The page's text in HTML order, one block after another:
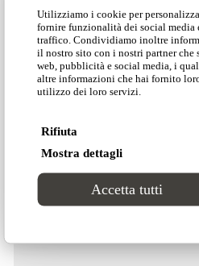
Utilizziamo i cookie per
fornire funzionalità dei social media
traffico. Condividiamo inoltre
il nostro sito con i nostri partner
web, pubblicità e social media, i
altre informazioni che hai fornito
utilizzo dei loro servizi.
Rifiuta
Mostra dettagli
Accetta tutti
Catalogues
Styles
Modern
Browse our catalogue
Download our price list
Download our technical